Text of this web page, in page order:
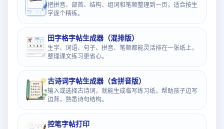
把拼音、部首、结构、组词和笔顺整理到一页，适合按生
字逐个精练。
田字格字帖生成器（混排版）
生字、词语、句子、拼音、笔顺都能灵活排在一张纸上，
整理课文练习更省心。
古诗词字帖生成器（含拼音版）
输入或选择古诗词，就能生成临写练习纸，帮助孩子边写
边背，熟悉诗句结构。
控笔字帖打印